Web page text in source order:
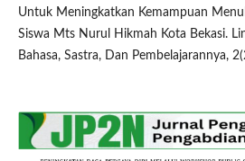
Untuk Meningkatkan Kemampuan
Siswa Mts Nurul Hikmah Kota Bekasi.
Bahasa, Sastra, Dan Pembelajarannya,